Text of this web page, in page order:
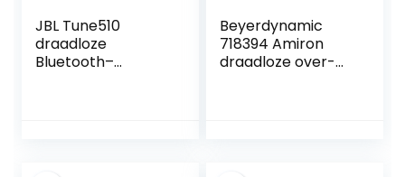
JBL Tune510
draadloze
Bluetooth–
Beyerdynamic
718394 Amiron
draadloze over-